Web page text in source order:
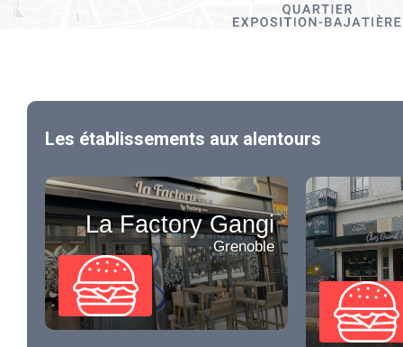
Les établissements aux alentours
La Factory Gangi
Grenoble